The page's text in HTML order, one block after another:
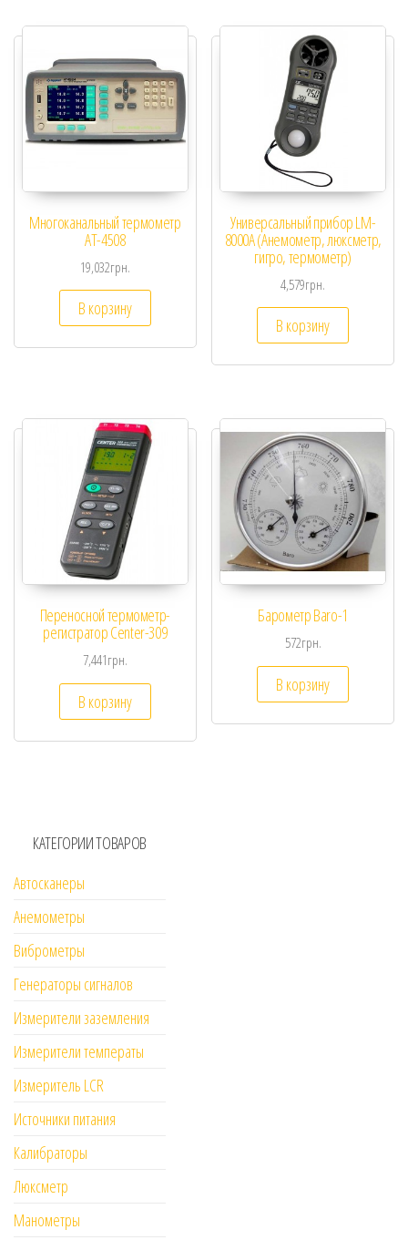
Многоканальный термометр
АТ-4508
19,032грн.
В корзину
Универсальный прибор LM-
8000A (Анемометр, люксметр,
гигро, термометр)
4,579грн.
В корзину
Переносной термометр-
регистратор Center-309
7,441грн.
В корзину
Барометр Baro-1
572грн.
В корзину
КАТЕГОРИИ ТОВАРОВ
Автосканеры
Анемометры
Виброметры
Генераторы сигналов
Измерители заземления
Измерители температы
Измеритель LCR
Источники питания
Калибраторы
Люксметр
Манометры